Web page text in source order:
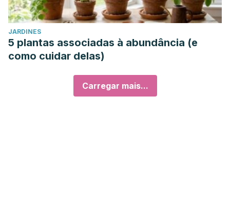
JARDINES
5 plantas associadas à abundância (e
como cuidar delas)
Carregar mais...